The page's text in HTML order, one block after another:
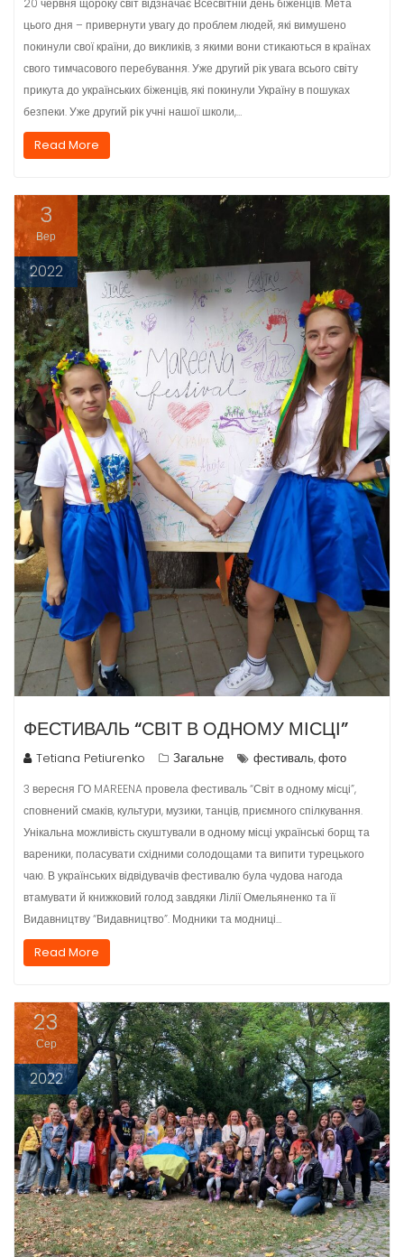
20 червня щороку світ відзначає Всесвітній день біженців. Мета
цього дня – привернути увагу до проблем людей, які вимушено
покинули свої країни, до викликів, з якими вони стикаються в країнах
свого тимчасового перебування. Уже другий рік увага всього світу
прикута до українських біженців, які покинули Україну в пошуках
безпеки. Уже другий рік учні нашої школи,…
Read More
3
Вер
2022
ФЕСТИВАЛЬ “СВІТ В ОДНОМУ МІСЦІ”
Tetiana Petiurenko Загальне фестиваль,фото
3 вересня ГО MAREENA провела фестиваль “Світ в одному місці”,
сповнений смаків, культури, музики, танців, приємного спілкування.
Унікальна можливість скуштували в одному місці українські борщ та
вареники, поласувати східними солодощами та випити турецького
чаю. В українських відвідувачів фестивалю була чудова нагода
втамувати й книжковий голод завдяки Лілії Омельяненко та її
Видавництву “Видавництво”. Модники та модниці…
Read More
23
Сер
2022